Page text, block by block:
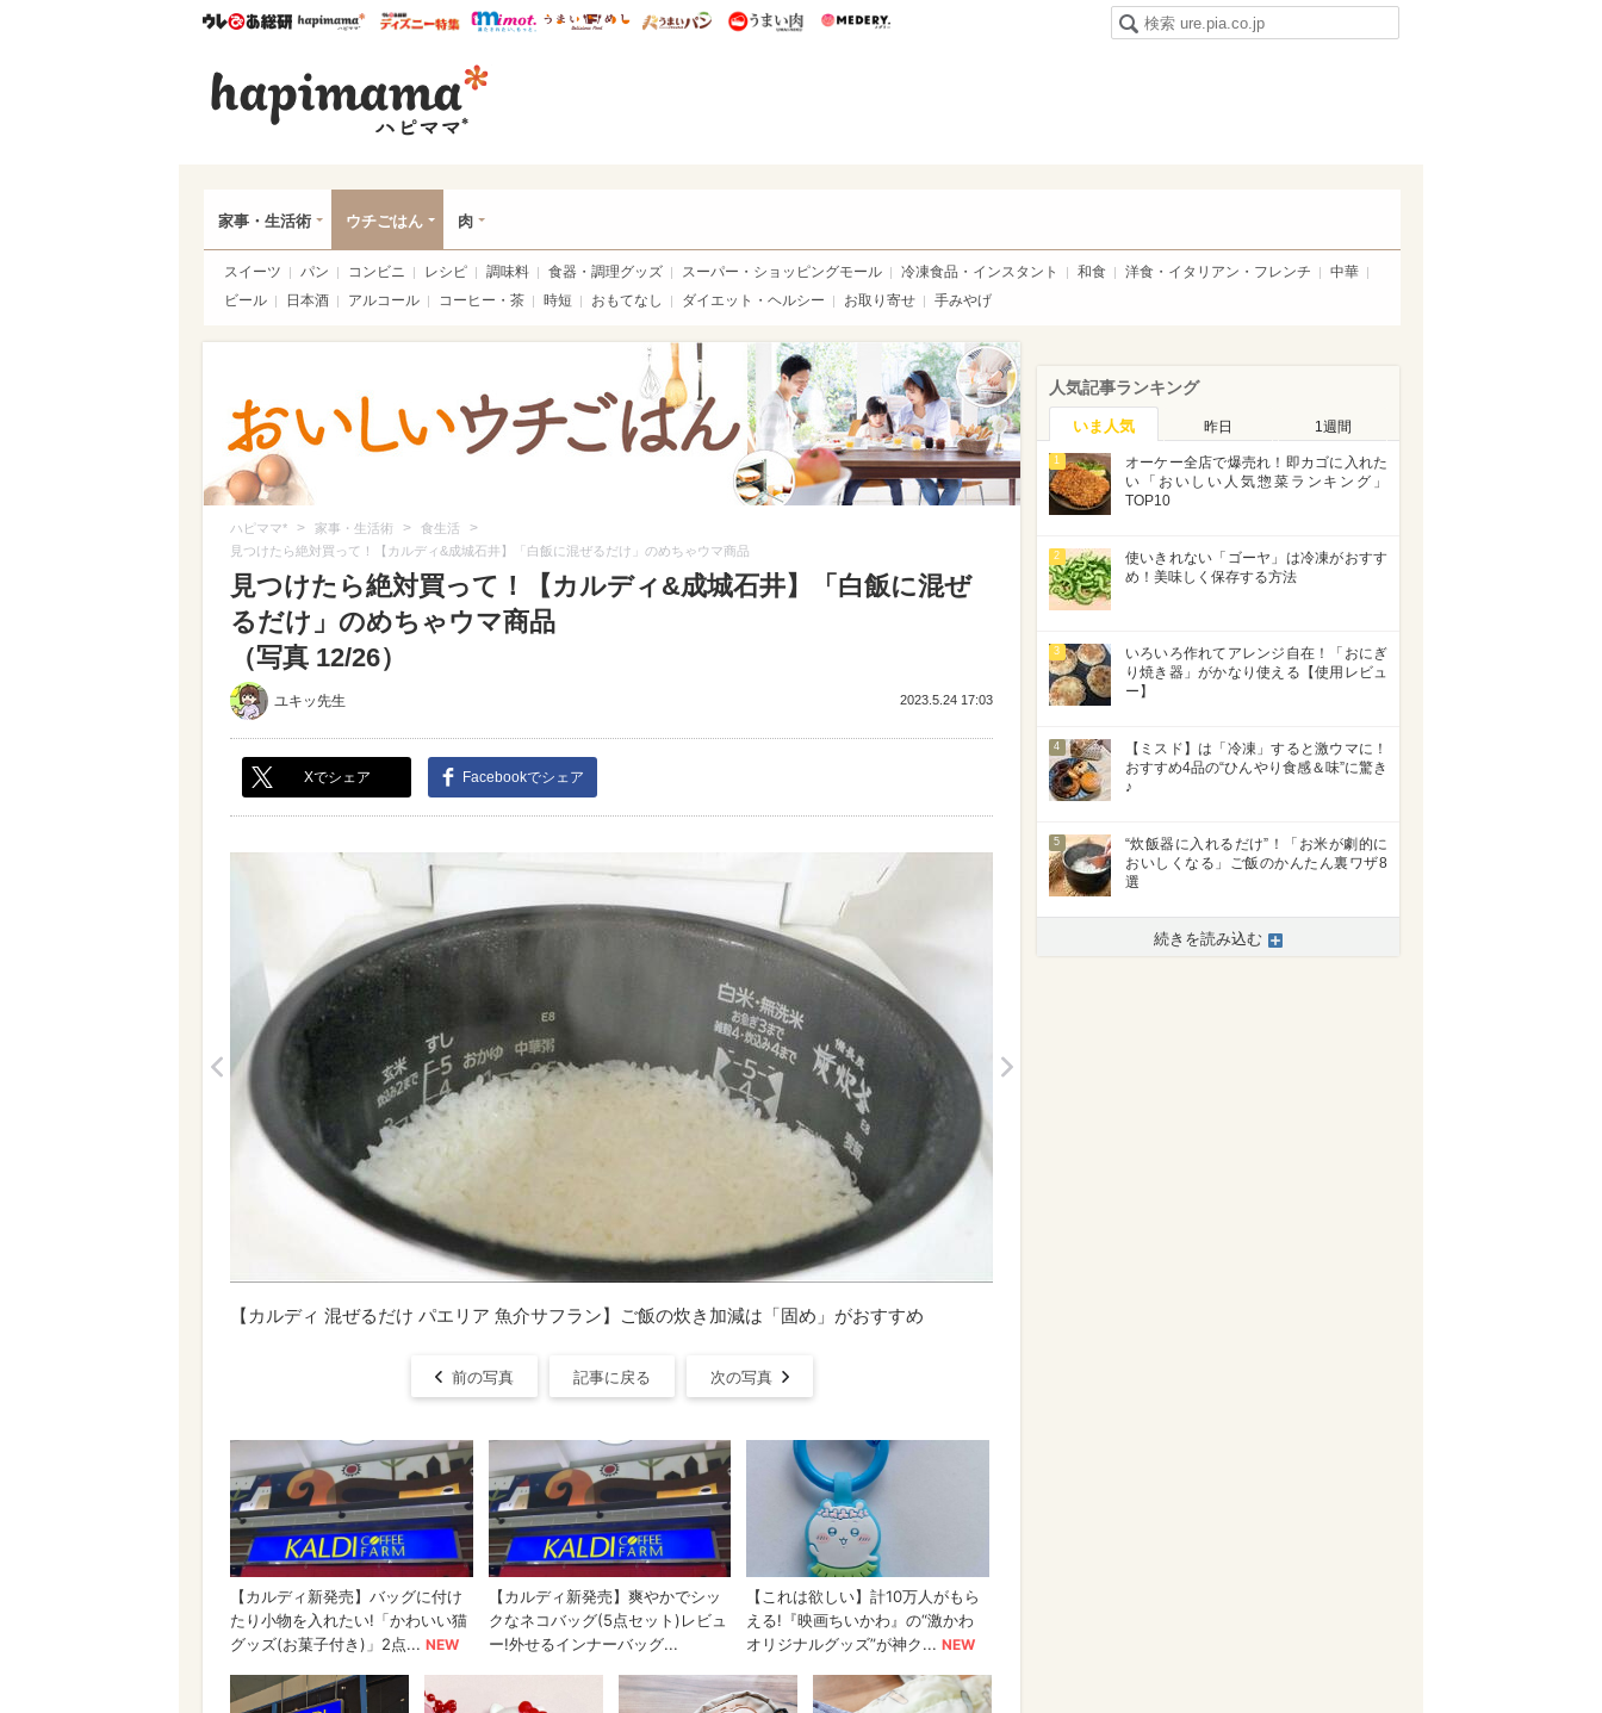
ウレぴあ総研ハピママ* ウレぴあ総研 ディズニー特集
mimot. うまいめし うまいパン うまい肉
家事・生活術 ウチごはん 肉
スイーツ パン コンビニ レシピ 調味料 食器・調理グッズ スーパー・ショッピングモール 冷凍食品・インスタント 和食 洋食・イタリアン・フレンチ
中華
ビール
日本酒 アルコール コーヒー・茶 時短 おもてなし ダイエット・ヘルシー お取り寄せ 手みやげ
ハピママ* > 家事・生活術 > 食生活 >
見つけたら絶対買って！【カルディ&成城石井】「白飯に混ぜるだけ」のめちゃウマ商品
見つけたら絶対買って！【カルディ&成城石井】「白飯に混ぜ
るだけ」のめちゃウマ商品
（写真 12/26）
ユキッ先生 2023.5.24 17:03
Xでシェア Facebookでシェア
【カルディ 混ぜるだけ パエリア 魚介サフラン】ご飯の炊き加減は「固め」がおすすめ
前の写真 記事に戻る 次の写真
人気記事ランキング
いま人気 昨日 1週間
1
オーケー全店で爆売れ！即カゴに入れた
い「おいしい人気惣菜ランキング」
TOP10
2
使いきれない「ゴーヤ」は冷凍がおすす
め！美味しく保存する方法
3
いろいろ作れてアレンジ自在！「おにぎ
り焼き器」がかなり使える【使用レビュ
ー】
4
【ミスド】は「冷凍」すると激ウマに！
おすすめ4品の“ひんやり食感＆味”に驚き
♪
5
“炊飯器に入れるだけ”！「お米が劇的に
おいしくなる」ご飯のかんたん裏ワザ8
選
続きを読み込む